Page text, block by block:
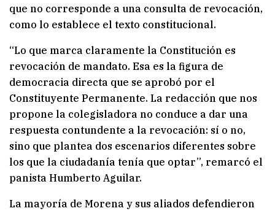
que no corresponde a una consulta de revocación,
como lo establece el texto constitucional.
“Lo que marca claramente la Constitución es
revocación de mandato. Esa es la figura de
democracia directa que se aprobó por el
Constituyente Permanente. La redacción que nos
propone la colegisladora no conduce a dar una
respuesta contundente a la revocación: sí o no,
sino que plantea dos escenarios diferentes sobre
los que la ciudadanía tenía que optar”, remarcó el
panista Humberto Aguilar.
La mayoría de Morena y sus aliados defendieron